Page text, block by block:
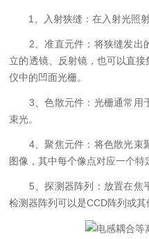
1、入射狭缝：在入射光照射
2、准直元件：将狭缝发出
立的透镜、反射镜，也可以直
仪中的凹面光栅。
3、色散元件：光栅通常用
束光。
4、聚焦元件：将色散光束
图像，其中每个像点对应一个特
5、探测器阵列：放置在焦平
检测器阵列可以是CCD阵列或其